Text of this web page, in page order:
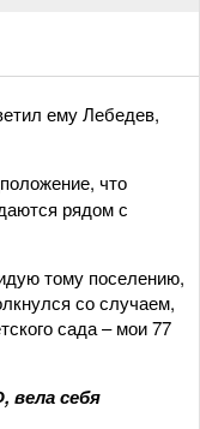
ему Лебедев,
что
рядом с
тому поселению,
со случаем,
сада – мои 77
вела себя